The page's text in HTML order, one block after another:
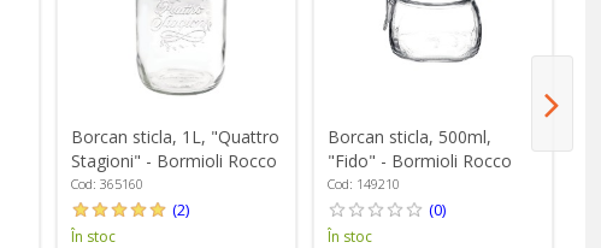
Borcan sticla, 1L, "Quattro
Stagioni" - Bormioli Rocco
Cod: 365160
(2)
În stoc
Borcan sticla, 500ml,
"Fido" - Bormioli Rocco
Cod: 149210
(0)
În stoc